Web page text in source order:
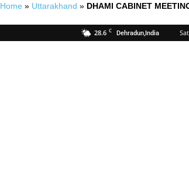
Home » Uttarakhand » DHAMI CABINET MEETING
28.6 C Dehradun,India